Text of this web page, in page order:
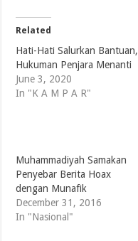
Related
Hati-Hati Salurkan Bantuan,
Hukuman Penjara Menanti
June 3, 2020
In "K A M P A R"
Muhammadiyah Samakan
Penyebar Berita Hoax
dengan Munafik
December 31, 2016
In "Nasional"